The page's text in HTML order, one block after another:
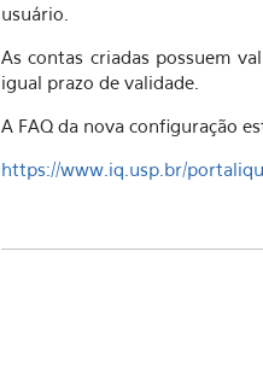
usuário.
As contas criadas possuem
igual prazo de validade.
A FAQ da nova configuração
https://www.iq.usp.br/